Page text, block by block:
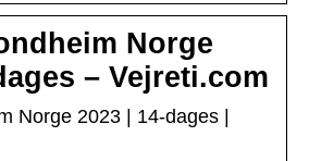
Norge
– Vejreti.com
Norge 2023 | 14-dages |